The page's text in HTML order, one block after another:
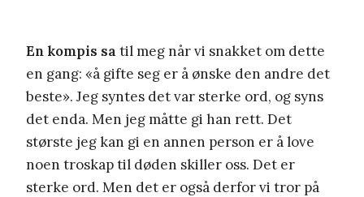
En kompis sa til meg når vi snakket om dette
en gang: «å gifte seg er å ønske den andre det
beste». Jeg syntes det var sterke ord, og syns
det enda. Men jeg måtte gi han rett. Det
største jeg kan gi en annen person er å love
noen troskap til døden skiller oss. Det er
sterke ord. Men det er også derfor vi tror på